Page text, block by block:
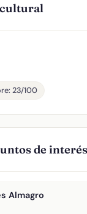
23/100
de interés
Almagro